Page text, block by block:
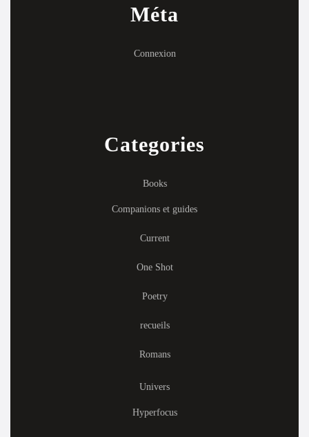
Méta
Connexion
Categories
Books
Companions et guides
Current
One Shot
Poetry
recueils
Romans
Univers
Hyperfocus